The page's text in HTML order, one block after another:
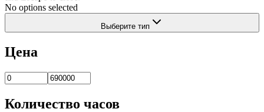
No options selected
Выберите тип
Цена
Количество часов